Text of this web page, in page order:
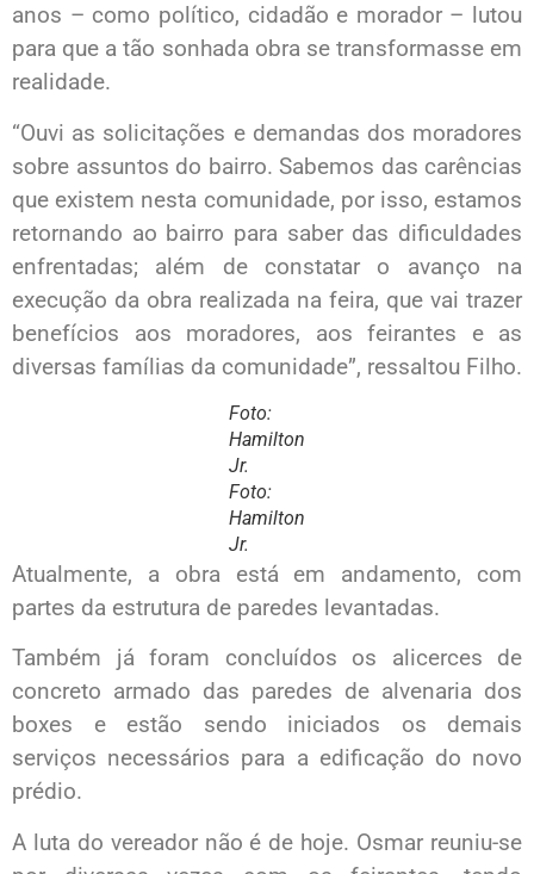
anos – como político, cidadão e morador – lutou
para que a tão sonhada obra se transformasse em
realidade.
“Ouvi as solicitações e demandas dos moradores
sobre assuntos do bairro. Sabemos das carências
que existem nesta comunidade, por isso, estamos
retornando ao bairro para saber das dificuldades
enfrentadas; além de constatar o avanço na
execução da obra realizada na feira, que vai trazer
benefícios aos moradores, aos feirantes e as
diversas famílias da comunidade”, ressaltou Filho.
Foto:
Hamilton
Jr.
Foto:
Hamilton
Jr.
Atualmente, a obra está em andamento, com
partes da estrutura de paredes levantadas.
Também já foram concluídos os alicerces de
concreto armado das paredes de alvenaria dos
boxes e estão sendo iniciados os demais
serviços necessários para a edificação do novo
prédio.
A luta do vereador não é de hoje. Osmar reuniu-se